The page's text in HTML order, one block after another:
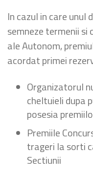
In cazul in care
semneze termenii si
ale Autonom,
acordat primei
Organizatorul
cheltuieli dupa
posesia
Premiile
trageri la sorti
Sectiunii